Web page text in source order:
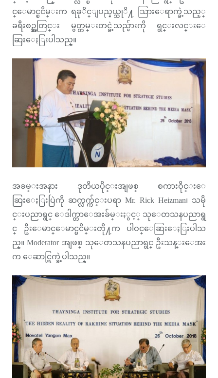
င္ေမာင္ၿငိမ္းက ရခုိင္ျပည္နယ္သုိ႔ သြားေရာက္ခဲ့သည့္
ခရီးစဥ္အတြင္း မွတ္တမ္းတင္ခဲ့သည္မ်ားကို ရွင္းလင္းေ
ဆြးေႏြးပါသည္။
အခမ္းအနား ဒုတိယပိုင္းအျဖစ္ စကားဝိုင္းေ
ဆြးေႏြးပြဲကို ဆက္လက္က်င္းပရာ Mr. Rick Heizman၊ သမို
င္းပညာရွင္ ေဒါက္တာေအးခ်မ္းႏွင့္ သုေတသနပညာရွ
င္ ဦးေမာင္ေမာင္ၿငိမ္းတို႔က ပါဝင္ေဆြးေႏြးပါသ
ည္။ Moderator အျဖစ္ သုေတသနပညာရွင္ ဦးသန္းေအး
က ေဆာင္ရြက္ခဲ့ပါသည္။